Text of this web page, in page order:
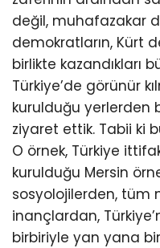
değil, muhafazakar
demokratların, Kürt
birlikte kazandıkları
Türkiye’de görünür
kurulduğu yerlerden
ziyaret ettik. Tabii ki
O örnek, Türkiye
kurulduğu Mersin
sosyolojilerden, tüm
inançlardan,
birbiriyle yan yana